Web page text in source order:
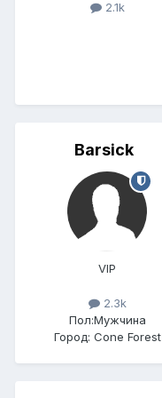
2.1k
Barsick
VIP
2.3k
Пол:Мужчина
Город: Cone Forest